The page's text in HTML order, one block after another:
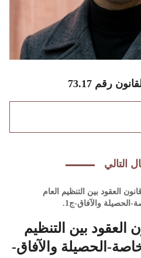
رقم 73.17
التالي
العقود بين التنظيم العام
الحصيلة والآفاق-ج1.
بين التنظيم
الحصيلة والآفاق-